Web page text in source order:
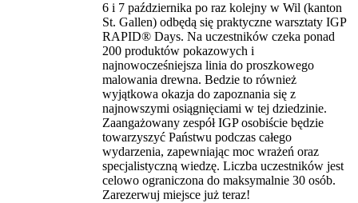
6 i 7 października po raz kolejny w Wil (kanton
St. Gallen) odbędą się praktyczne warsztaty IGP
RAPID® Days. Na uczestników czeka ponad
200 produktów pokazowych i
najnowocześniejsza linia do proszkowego
malowania drewna. Bedzie to również
wyjątkowa okazja do zapoznania się z
najnowszymi osiągnięciami w tej dziedzinie.
Zaangażowany zespół IGP osobiście będzie
towarzyszyć Państwu podczas całego
wydarzenia, zapewniając moc wrażeń oraz
specjalistyczną wiedzę. Liczba uczestników jest
celowo ograniczona do maksymalnie 30 osób.
Zarezerwuj miejsce już teraz!